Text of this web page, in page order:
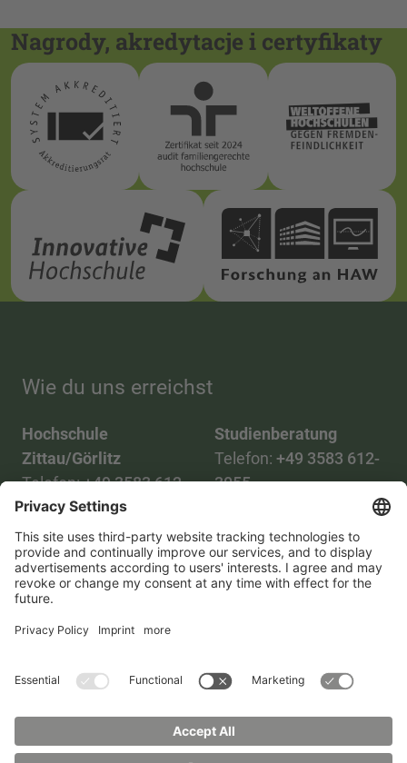
Nagrody, akredytacje i certyfikaty
Wie du uns erreichst
Hochschule
Zittau/Görlitz
Telefon:+49 3583 612-
0
Mail:info(at)hszg.de
Studienberatung
Telefon: +49 3583 612-
3055
2086748
Mail:
stud.info(at)hszg.de
Barrierefreiheitserklärung